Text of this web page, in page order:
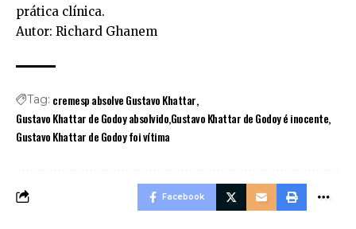
prática clínica.
Autor: Richard Ghanem
Tag: cremesp absolve Gustavo Khattar
Gustavo Khattar de Godoy absolvidoGustavo Khattar de Godoy é inocente
Gustavo Khattar de Godoy foi vítima
Facebook